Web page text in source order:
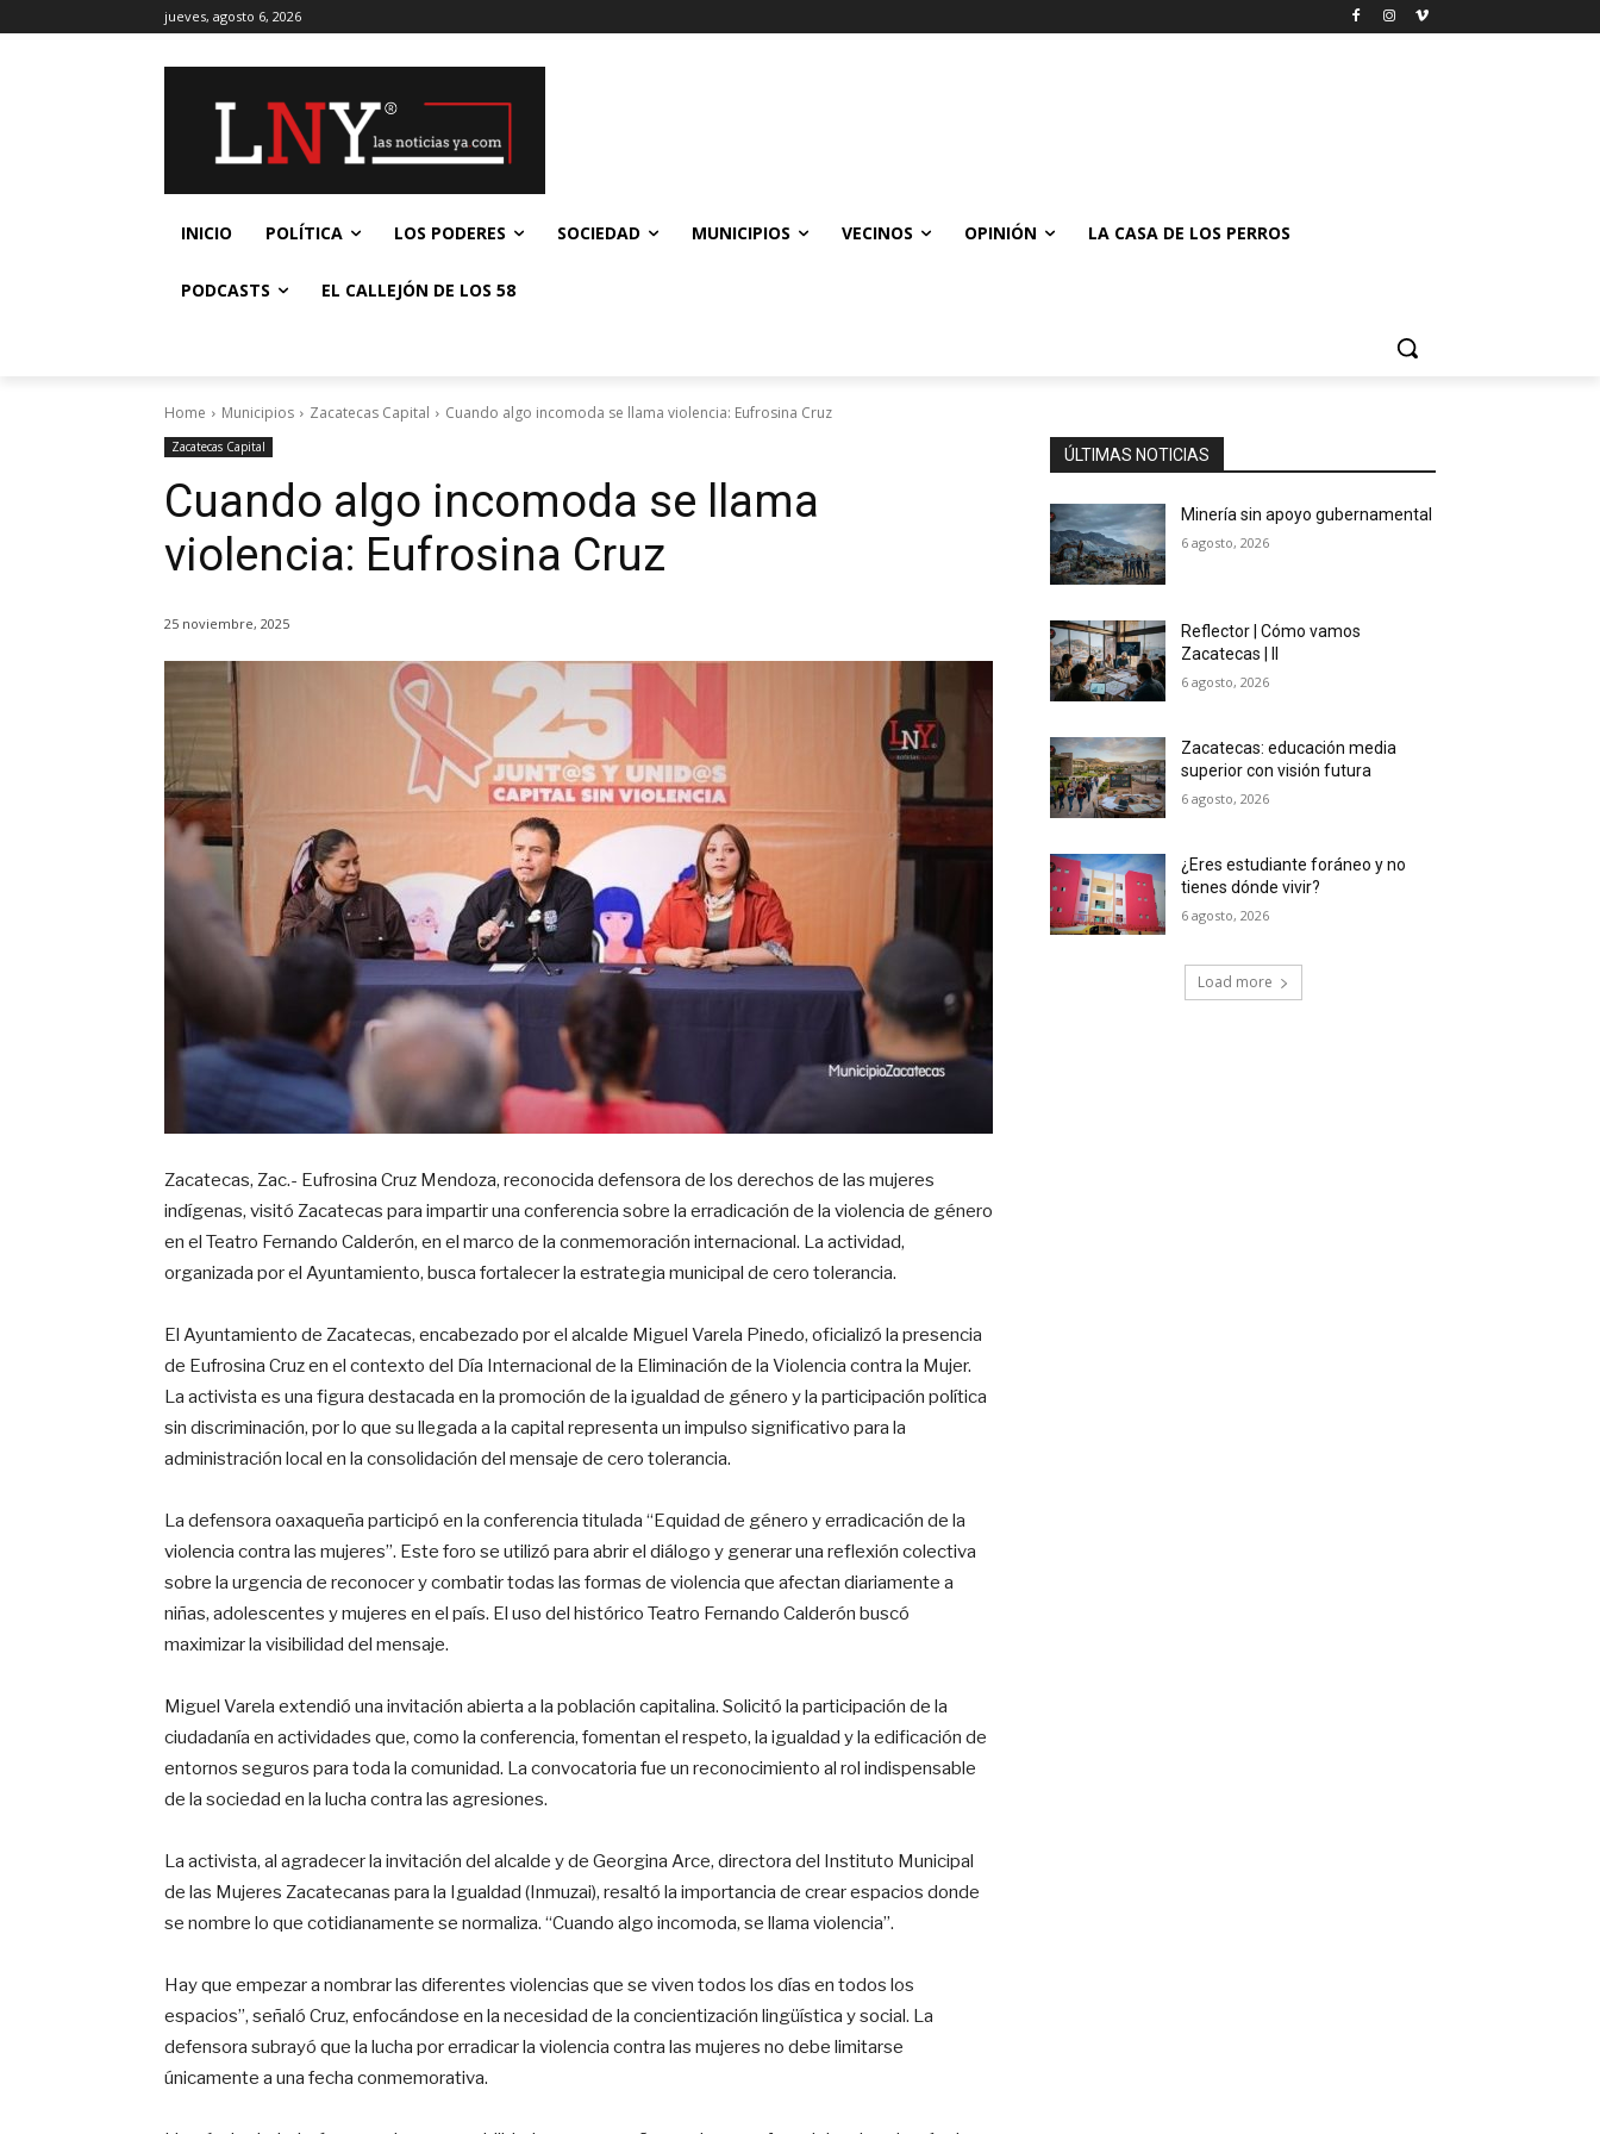
jueves, agosto 6, 2026
INICIO POLÍTICA LOS PODERES SOCIEDAD MUNICIPIOS VECINOS OPINIÓN LA CASA DE LOS PERROS
PODCASTS EL CALLEJÓN DE LOS 58
Home Municipios Zacatecas Capital Cuando algo incomoda se llama violencia: Eufrosina Cruz
Zacatecas Capital
Cuando algo incomoda se llama
violencia: Eufrosina Cruz
25 noviembre, 2025
Zacatecas, Zac.- Eufrosina Cruz Mendoza, reconocida defensora de los derechos de las mujeres
indígenas, visitó Zacatecas para impartir una conferencia sobre la erradicación de la violencia de género
en el Teatro Fernando Calderón, en el marco de la conmemoración internacional. La actividad,
organizada por el Ayuntamiento, busca fortalecer la estrategia municipal de cero tolerancia.
El Ayuntamiento de Zacatecas, encabezado por el alcalde Miguel Varela Pinedo, oficializó la presencia
de Eufrosina Cruz en el contexto del Día Internacional de la Eliminación de la Violencia contra la Mujer.
La activista es una figura destacada en la promoción de la igualdad de género y la participación política
sin discriminación, por lo que su llegada a la capital representa un impulso significativo para la
administración local en la consolidación del mensaje de cero tolerancia.
La defensora oaxaqueña participó en la conferencia titulada “Equidad de género y erradicación de la
violencia contra las mujeres”. Este foro se utilizó para abrir el diálogo y generar una reflexión colectiva
sobre la urgencia de reconocer y combatir todas las formas de violencia que afectan diariamente a
niñas, adolescentes y mujeres en el país. El uso del histórico Teatro Fernando Calderón buscó
maximizar la visibilidad del mensaje.
Miguel Varela extendió una invitación abierta a la población capitalina. Solicitó la participación de la
ciudadanía en actividades que, como la conferencia, fomentan el respeto, la igualdad y la edificación de
entornos seguros para toda la comunidad. La convocatoria fue un reconocimiento al rol indispensable
de la sociedad en la lucha contra las agresiones.
La activista, al agradecer la invitación del alcalde y de Georgina Arce, directora del Instituto Municipal
de las Mujeres Zacatecanas para la Igualdad (Inmuzai), resaltó la importancia de crear espacios donde
se nombre lo que cotidianamente se normaliza. “Cuando algo incomoda, se llama violencia”.
Hay que empezar a nombrar las diferentes violencias que se viven todos los días en todos los
espacios”, señaló Cruz, enfocándose en la necesidad de la concientización lingüística y social. La
defensora subrayó que la lucha por erradicar la violencia contra las mujeres no debe limitarse
únicamente a una fecha conmemorativa.
ÚLTIMAS NOTICIAS
Minería sin apoyo gubernamental
6 agosto, 2026
Reflector | Cómo vamos
Zacatecas | II
6 agosto, 2026
Zacatecas: educación media
superior con visión futura
6 agosto, 2026
¿Eres estudiante foráneo y no
tienes dónde vivir?
6 agosto, 2026
Load more